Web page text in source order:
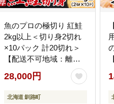
魚のプロの極切り 紅鮭
2kg以上＜切り身2切れ
×10パック 計20切れ＞
【配送不可地域：離
28,000円
北海道 釧路町